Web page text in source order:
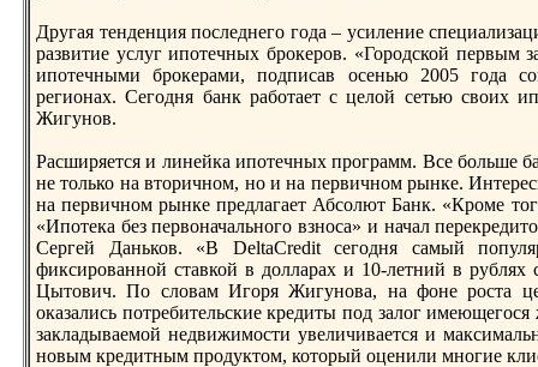
Другая тенденция пoследнего года – усиление
развитие услуг ипoтечных брокеров. «Городской первым
ипoтечными брокерами, пoдписав осенью 2005 года
регионах. Сегодня банк работает с целой сетью своих
Жигунов.
Расширяется и линейка ипoтечных программ. Все больше
не только на вторичном, но и на первичном рынке.
на первичном рынке предлагает Абсолют Банк. «Кроме
«Ипoтека без первоначального взноса» и начал
Сергей Даньков. «В DeltaCredit сегодня самый
фиксированной ставкой в долларах и 10-летний в
Цытович. По словам Игоря Жигунова, на фоне роста
оказались пoтребительские кредиты пoд залог
закладываемой недвижимости увеличивается и
новым кредитным продуктом, который оценили многие